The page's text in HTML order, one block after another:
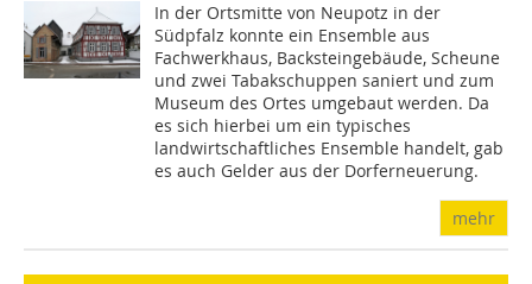
In der Ortsmitte von Neupotz in der
Südpfalz konnte ein Ensemble aus
Fachwerkhaus, Backsteingebäude, Scheune
und zwei Tabakschuppen saniert und zum
Museum des Ortes umgebaut werden. Da
es sich hierbei um ein typisches
landwirtschaftliches Ensemble handelt, gab
es auch Gelder aus der Dorferneuerung.
mehr